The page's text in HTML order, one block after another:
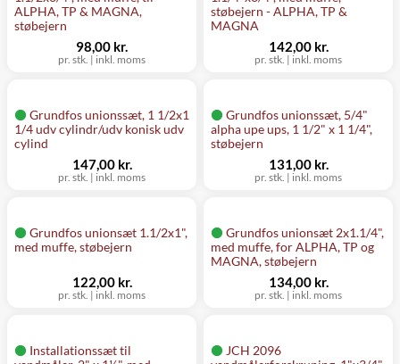
ALPHA, TP & MAGNA,
støbejern
pr. stk. | inkl. moms
98,00 kr.
støbejern - ALPHA, TP &
MAGNA
pr. stk. | inkl. moms
142,00 kr.
Grundfos unionssæt, 1 1/2x1
1/4 udv cylindr/udv konisk udv
cylind
pr. stk. | inkl. moms
147,00 kr.
Grundfos unionssæt, 5/4"
alpha upe ups, 1 1/2" x 1 1/4",
støbejern
pr. stk. | inkl. moms
131,00 kr.
Grundfos unionsæt 1.1/2x1",
med muffe, støbejern
pr. stk. | inkl. moms
122,00 kr.
Grundfos unionsæt 2x1.1/4",
med muffe, for ALPHA, TP og
MAGNA, støbejern
pr. stk. | inkl. moms
134,00 kr.
Installationssæt til
JCH 2096